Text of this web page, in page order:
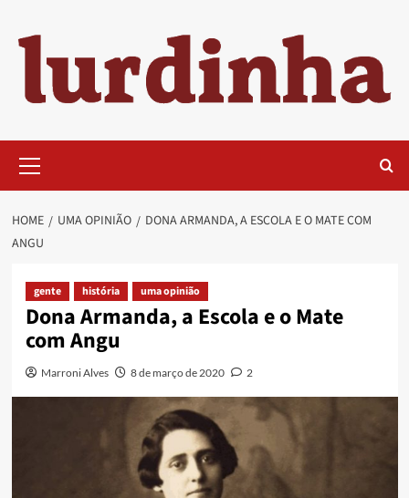
content
Menu
HOME UMA OPINIÃO
DONA ARMANDA, A ESCOLA E O MATE COM
ANGU
gente história uma opinião
Dona Armanda, a Escola e o Mate
com Angu
Marroni Alves 8 de março de 2020 2